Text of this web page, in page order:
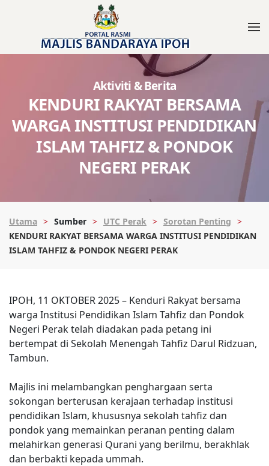
Aktiviti & Berita
KENDURI RAKYAT BERSAMA
WARGA INSTITUSI PENDIDIKAN
ISLAM TAHFIZ & PONDOK
NEGERI PERAK
Utama Sumber UTC Perak
Sorotan Penting
KENDURI RAKYAT BERSAMA WARGA INSTITUSI PENDIDIKAN
ISLAM TAHFIZ & PONDOK NEGERI PERAK
IPOH, 11 OKTOBER 2025 – Kenduri Rakyat bersama
warga Institusi Pendidikan Islam Tahfiz dan Pondok
Negeri Perak telah diadakan pada petang ini
bertempat di Sekolah Menengah Tahfiz Darul Ridzuan,
Tambun.
Majlis ini melambangkan penghargaan serta
sokongan berterusan kerajaan terhadap institusi
pendidikan Islam, khususnya sekolah tahfiz dan
pondok yang memainkan peranan penting dalam
melahirkan generasi Qurani yang berilmu, berakhlak
dan berbakti kepada ummah.